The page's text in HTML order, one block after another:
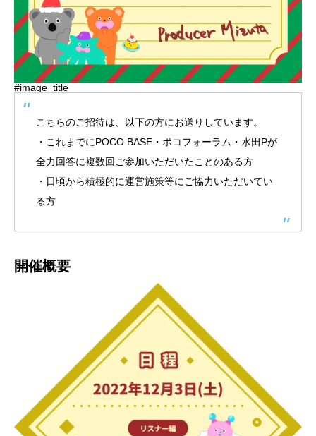
#image_title
こちらのご招待は、以下の方にお送りしています。
・これまでにPOCO BASE・ポコフォーラム・水田Pが
全力回答に複数回ご参加いただいたことのある方
・日頃から積極的に運営施策等にご協力いただいてい
る方
開催概要